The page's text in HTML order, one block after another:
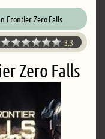
Frontier Zero Falls
3.3
Zero Falls